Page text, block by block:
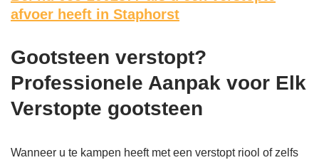
afvoer heeft in Staphorst
Gootsteen verstopt?
Professionele Aanpak voor Elk
Verstopte gootsteen
Wanneer u te kampen heeft met een verstopt riool of zelfs